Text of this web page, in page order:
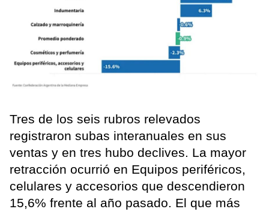
Tres de los seis rubros relevados
registraron subas interanuales en sus
ventas y en tres hubo declives. La mayor
retracción ocurrió en Equipos periféricos,
celulares y accesorios que descendieron
15,6% frente al año pasado. El que más